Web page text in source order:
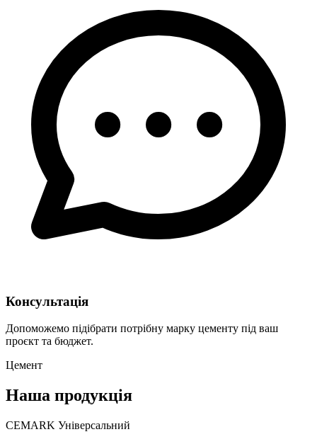
Консультація
Допоможемо підібрати потрібну марку цементу під ваш
проєкт та бюджет.
Цемент
Наша продукція
CEMARK Універсальний